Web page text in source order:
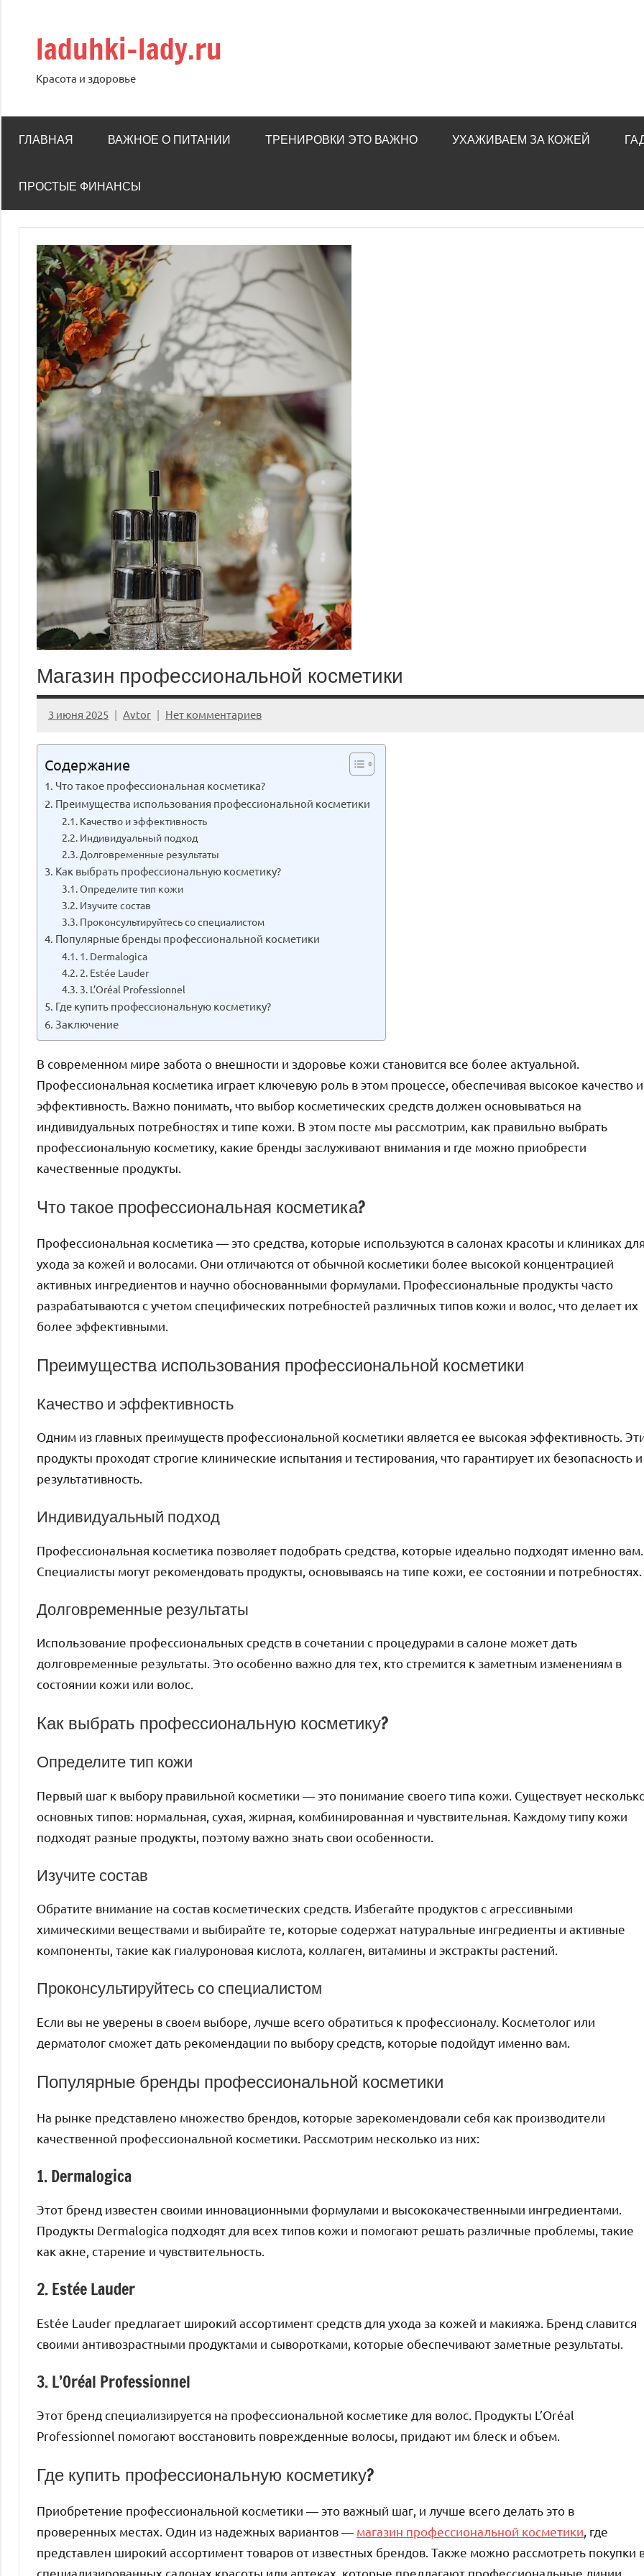
содержимому
laduhki-lady.ru
Красота и здоровье
ГЛАВНАЯ ВАЖНОЕ О ПИТАНИИ ТРЕНИРОВКИ ЭТО ВАЖНО УХАЖИВАЕМ ЗА КОЖЕЙ
ПРОСТЫЕ ФИНАНСЫ
Магазин профессиональной косметики
3 июня 2025 Avtor Нет комментариев
Содержание
Что такое профессиональная косметика?
Преимущества использования профессиональной косметики
Качество и эффективность
Индивидуальный подход
Долговременные результаты
Как выбрать профессиональную косметику?
Определите тип кожи
Изучите состав
Проконсультируйтесь со специалистом
Популярные бренды профессиональной косметики
1. Dermalogica
2. Estée Lauder
3. L’Oréal Professionnel
Где купить профессиональную косметику?
Заключение
В современном мире забота о внешности и здоровье кожи становится все более актуальной.
Профессиональная косметика играет ключевую роль в этом процессе, обеспечивая высокое качество и
эффективность. Важно понимать, что выбор косметических средств должен основываться на
индивидуальных потребностях и типе кожи. В этом посте мы рассмотрим, как правильно выбрать
профессиональную косметику, какие бренды заслуживают внимания и где можно приобрести
качественные продукты.
Что такое профессиональная косметика?
Профессиональная косметика — это средства, которые используются в салонах красоты и клиниках
ухода за кожей и волосами. Они отличаются от обычной косметики более высокой концентрацией
активных ингредиентов и научно обоснованными формулами. Профессиональные продукты часто
разрабатываются с учетом специфических потребностей различных типов кожи и волос, что делает их
более эффективными.
Преимущества использования профессиональной косметики
Качество и эффективность
Одним из главных преимуществ профессиональной косметики является ее высокая эффективность.
продукты проходят строгие клинические испытания и тестирования, что гарантирует их безопасность и
результативность.
Индивидуальный подход
Профессиональная косметика позволяет подобрать средства, которые идеально подходят именно вам.
Специалисты могут рекомендовать продукты, основываясь на типе кожи, ее состоянии и потребностях.
Долговременные результаты
Использование профессиональных средств в сочетании с процедурами в салоне может дать
долговременные результаты. Это особенно важно для тех, кто стремится к заметным изменениям в
состоянии кожи или волос.
Как выбрать профессиональную косметику?
Определите тип кожи
Первый шаг к выбору правильной косметики — это понимание своего типа кожи. Существует
основных типов: нормальная, сухая, жирная, комбинированная и чувствительная. Каждому типу кожи
подходят разные продукты, поэтому важно знать свои особенности.
Изучите состав
Обратите внимание на состав косметических средств. Избегайте продуктов с агрессивными
химическими веществами и выбирайте те, которые содержат натуральные ингредиенты и активные
компоненты, такие как гиалуроновая кислота, коллаген, витамины и экстракты растений.
Проконсультируйтесь со специалистом
Если вы не уверены в своем выборе, лучше всего обратиться к профессионалу. Косметолог или
дерматолог сможет дать рекомендации по выбору средств, которые подойдут именно вам.
Популярные бренды профессиональной косметики
На рынке представлено множество брендов, которые зарекомендовали себя как производители
качественной профессиональной косметики. Рассмотрим несколько из них:
1. Dermalogica
Этот бренд известен своими инновационными формулами и высококачественными ингредиентами.
Продукты Dermalogica подходят для всех типов кожи и помогают решать различные проблемы, такие
как акне, старение и чувствительность.
2. Estée Lauder
Estée Lauder предлагает широкий ассортимент средств для ухода за кожей и макияжа. Бренд славится
своими антивозрастными продуктами и сыворотками, которые обеспечивают заметные результаты.
3. L’Oréal Professionnel
Этот бренд специализируется на профессиональной косметике для волос. Продукты L’Oréal
Professionnel помогают восстановить поврежденные волосы, придают им блеск и объем.
Где купить профессиональную косметику?
Приобретение профессиональной косметики — это важный шаг, и лучше всего делать это в
проверенных местах. Один из надежных вариантов — магазин профессиональной косметики, где
представлен широкий ассортимент товаров от известных брендов. Также можно рассмотреть покупки
специализированных салонах красоты или аптеках, которые предлагают профессиональные линии.